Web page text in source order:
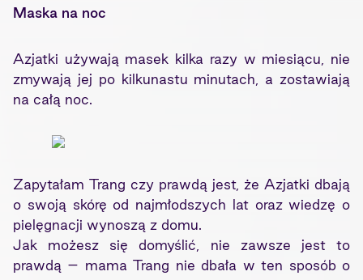
Maska na noc
Azjatki używają masek kilka razy w miesiącu, nie
zmywają jej po kilkunastu minutach, a zostawiają
na całą noc.
Zapytałam Trang czy prawdą jest, że Azjatki dbają
o swoją skórę od najmłodszych lat oraz wiedzę o
pielęgnacji wynoszą z domu.
Jak możesz się domyślić, nie zawsze jest to
prawdą – mama Trang nie dbała w ten sposób o